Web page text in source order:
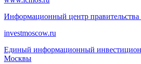
Информационный центр
investmoscow.ru
Единый информационный
Москвы